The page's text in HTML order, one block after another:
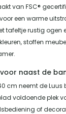
van FSC®
een warme
tafeltje rustig ogen
stoffen
naast de
cm neemt de Luus
voldoende plek
of